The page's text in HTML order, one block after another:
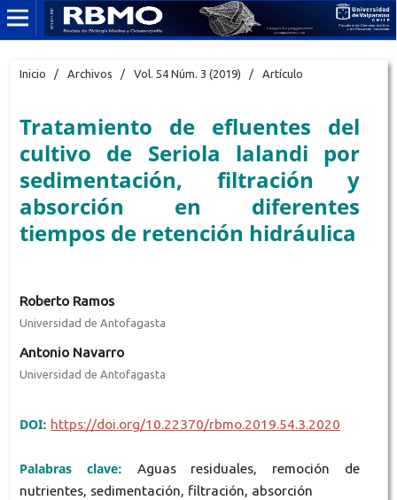
Inicio / Archivos / Vol. 54 Núm. 3 (2019) / Artículo
Tratamiento de efluentes del
cultivo de Seriola lalandi por
sedimentación, filtración y
absorción en diferentes
tiempos de retención hidráulica
Roberto Ramos
Universidad de Antofagasta
Antonio Navarro
Universidad de Antofagasta
DOI: https://doi.org/10.22370/rbmo.2019.54.3.2020
Palabras clave: Aguas residuales, remoción de
nutrientes, sedimentación, filtración, absorción